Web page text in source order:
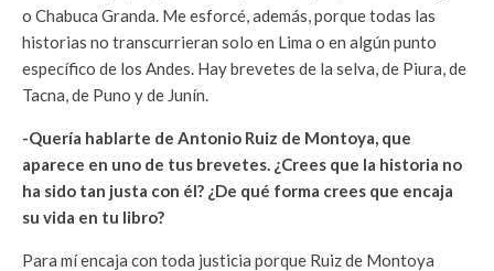
o Chabuca Granda. Me esforcé, además, porque todas las
historias no transcurrieran solo en Lima o en algún punto
específico de los Andes. Hay brevetes de la selva, de Piura, de
Tacna, de Puno y de Junín.
-Quería hablarte de Antonio Ruiz de Montoya, que
aparece en uno de tus brevetes. ¿Crees que la historia no
ha sido tan justa con él? ¿De qué forma crees que encaja
su vida en tu libro?
Para mí encaja con toda justicia porque Ruiz de Montoya